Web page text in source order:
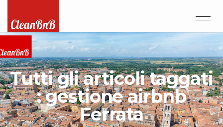
Tutti gli articoli taggati
: gestione airbnb
Ferrata